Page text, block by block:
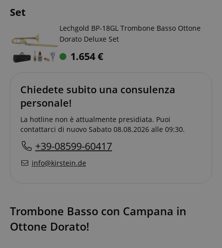
Set
Lechgold BP-18GL Trombone Basso Ottone
Dorato Deluxe Set
1.654€
Chiedete subito una consulenza
personale!
La hotline non è attualmente presidiata. Puoi
contattarci di nuovo Sabato 08.08.2026 alle 09:30.
+39-08599-60417
info@kirstein.de
Trombone Basso con Campana in
Ottone Dorato!